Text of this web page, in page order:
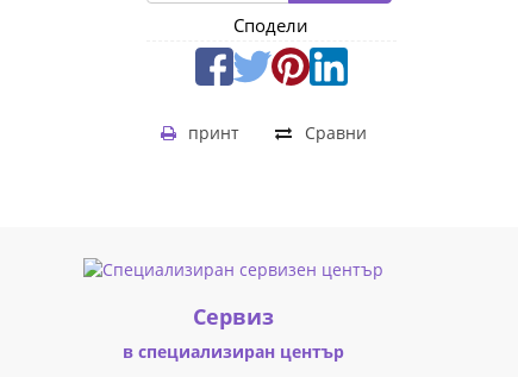
Сподели
Сравни
принт
Cервиз
в специализиран център